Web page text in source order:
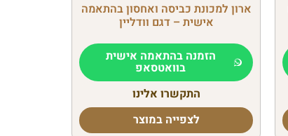
ארון למכונת כביסה ואחסון בהתאמה
אישית – דגם וודליין
הזמנה בהתאמה אישית
בוואטסאפ
התקשרו אלינו
לצפייה במוצר